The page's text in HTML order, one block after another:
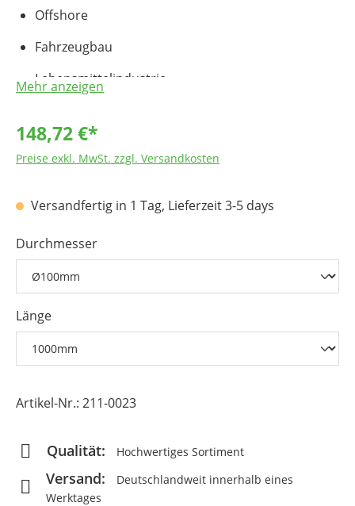
Offshore
Fahrzeugbau
Lebensmittelindustrie
Mehr anzeigen
148,72 €*
Preise exkl. MwSt. zzgl. Versandkosten
Versandfertig in 1 Tag, Lieferzeit 3-5 days
Durchmesser
Länge
Artikel-Nr.: 211-0023
Qualität: Hochwertiges Sortiment
Versand:
Deutschlandweit innerhalb eines
Werktages